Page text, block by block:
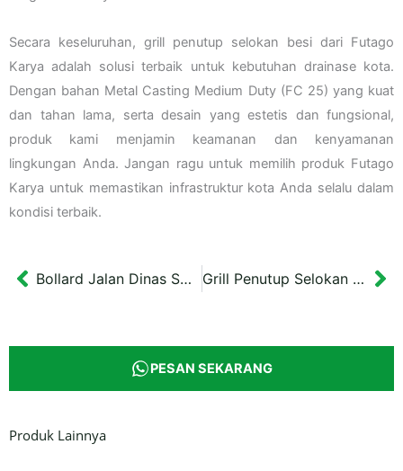
Secara keseluruhan, grill penutup selokan besi dari Futago
Karya adalah solusi terbaik untuk kebutuhan drainase kota.
Dengan bahan Metal Casting Medium Duty (FC 25) yang kuat
dan tahan lama, serta desain yang estetis dan fungsional,
produk kami menjamin keamanan dan kenyamanan
lingkungan Anda. Jangan ragu untuk memilih produk Futago
Karya untuk memastikan infrastruktur kota Anda selalu dalam
kondisi terbaik.
Prev Bollard Jalan Dinas SDA Surabaya 90 cm Grill Penutup Selokan Medium Duty 50×50 cm Proyek UII Yogyakarta
PESAN SEKARANG
Produk Lainnya